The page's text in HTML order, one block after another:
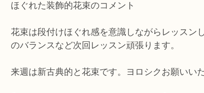
ほぐれた装飾的花束のコメント
花束は段付けほぐれ感を意識しながらレッスン
のバランスなど次回レッスン頑張ります。
来週は新古典的と花束です。ヨロシクお願いい